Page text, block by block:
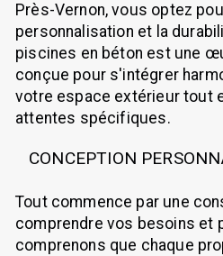
Près-Vernon, vous optez
personnalisation et la
piscines en béton est une
conçue pour s'intégrer
votre espace extérieur tout
attentes spécifiques.
CONCEPTION
Tout commence par une
comprendre vos besoins et
comprenons que chaque